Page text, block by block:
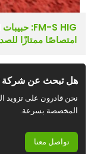
امتصاصًا ممتازًا
هل تبحث عن شركة
نحن قادرون على تزويد
المخصصة بسرعة.
تواصل معنا